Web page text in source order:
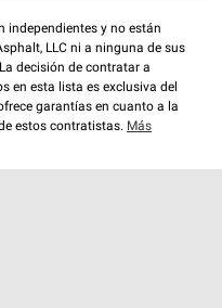
independientes y no están
LLC ni a ninguna de sus
decisión de contratar a
en esta lista es exclusiva del
garantías en cuanto a la
estos contratistas. Más